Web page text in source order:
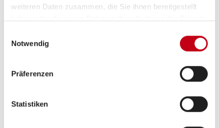
weiteren Daten zusammen, die Sie ihnen bereitgestellt
Notwendig
Präferenzen
Statistiken
Innenbreite: 236 cm
Gewichte